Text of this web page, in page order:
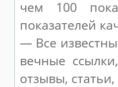
чем 100
показателей
— Все
вечные
отзывы,